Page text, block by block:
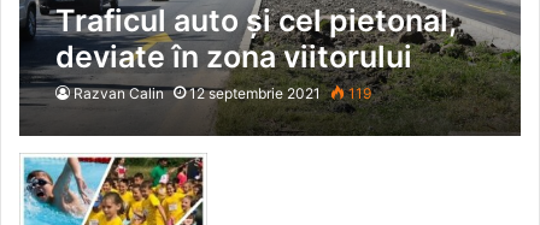
Traficul auto și cel pietonal,
deviate în zona viitorului
complex comercial din
Bârlad!
Razvan Calin 12 septembrie 2021 119